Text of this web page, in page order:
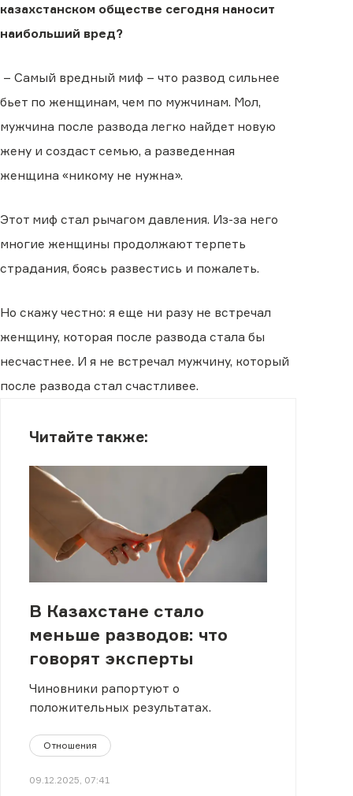
казахстанском обществе сегодня наносит
наибольший вред?
– Самый вредный миф – что развод сильнее
бьет по женщинам, чем по мужчинам. Мол,
мужчина после развода легко найдет новую
жену и создаст семью, а разведенная
женщина «никому не нужна».
Этот миф стал рычагом давления. Из-за него
многие женщины продолжают терпеть
страдания, боясь развестись и пожалеть.
Но скажу честно: я еще ни разу не встречал
женщину, которая после развода стала бы
несчастнее. И я не встречал мужчину, который
после развода стал счастливее.
Читайте также:
В Казахстане стало
меньше разводов: что
говорят эксперты
Чиновники рапортуют о
положительных результатах.
Отношения
09.12.2025, 07:41